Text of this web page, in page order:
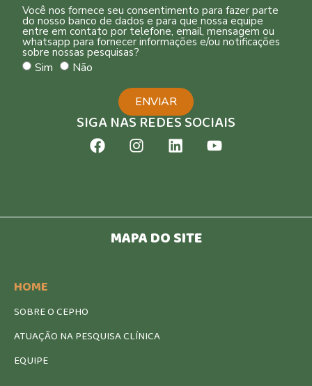
Você nos fornece seu consentimento para fazer parte
do nosso banco de dados e para que nossa equipe
entre em contato por telefone, email, mensagem ou
whatsapp para fornecer informações e/ou notificações
sobre nossas pesquisas?
Sim Não
ENVIAR
SIGA NAS REDES SOCIAIS
MAPA DO SITE
HOME
SOBRE O CEPHO
ATUAÇÃO NA PESQUISA CLÍNICA
EQUIPE